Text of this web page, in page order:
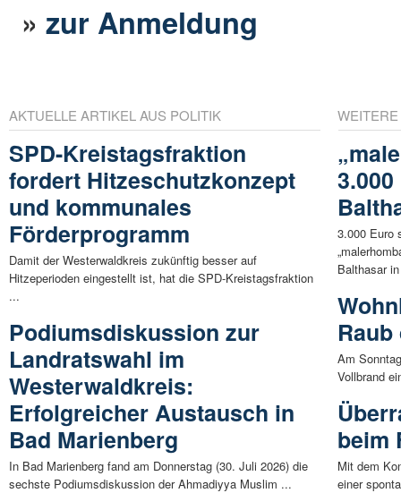
»zur Anmeldung
AKTUELLE ARTIKEL AUS POLITIK
SPD-Kreistagsfraktion
fordert Hitzeschutzkonzept
und kommunales
Förderprogramm
Damit der Westerwaldkreis zukünftig besser auf
Hitzeperioden eingestellt ist, hat die SPD-Kreistagsfraktion
...
Podiumsdiskussion zur
Landratswahl im
Westerwaldkreis:
Erfolgreicher Austausch in
Bad Marienberg
In Bad Marienberg fand am Donnerstag (30. Juli 2026) die
sechste Podiumsdiskussion der Ahmadiyya Muslim ...
3.000 Euro
Balthasar
Am
Vollbrand
beim
Mit dem
einer